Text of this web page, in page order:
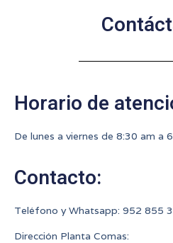
Horario de
De lunes a viernes de 8:30 am a
Contacto:
Teléfono y Whatsapp: 952 855
Dirección Planta Comas: